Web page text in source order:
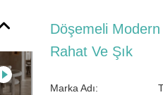
Döşemeli Modern
Rahat Ve Şık
Marka Adı: